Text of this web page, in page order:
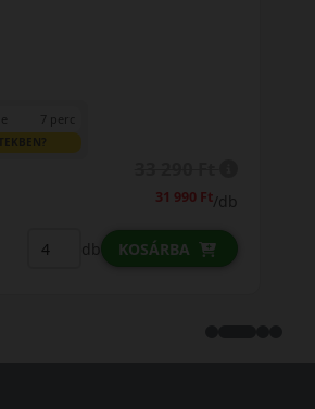
7 perc
31 990 Ft/db
db KOSÁRBA